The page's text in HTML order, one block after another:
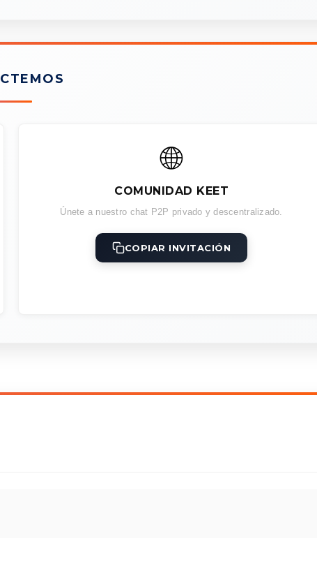
🌐
COMUNIDAD KEET
Únete a nuestro chat P2P privado y descentralizado.
COPIAR INVITACIÓN